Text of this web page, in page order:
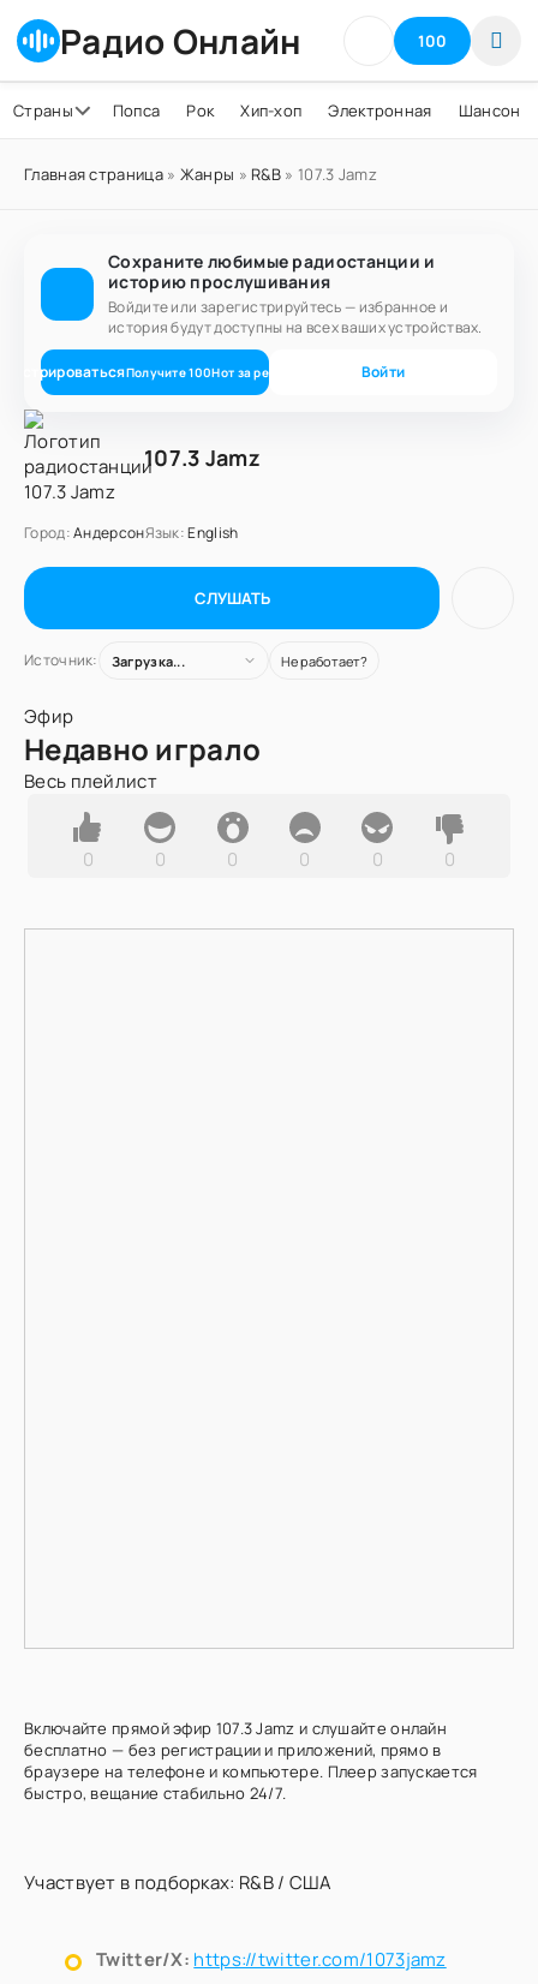
Радио Онлайн 100
Страны Попса Рок Хип-хоп Электронная Шансон
Главная страница» Жанры » R&B » 107.3 Jamz
Сохраните любимые радиостанции и
историю прослушивания
Войдите или зарегистрируйтесь — избранное и
история будут доступны на всех ваших устройствах.
Получите100Нот за регистрацию Войти
107.3 Jamz
Город:АндерсонЯзык:English
СЛУШАТЬ
Источник: Загрузка... Не работает?
Эфир
Недавно играло
Весь плейлист
0 0 0 0 0 0
Включайте прямой эфир 107.3 Jamz и слушайте онлайн
бесплатно — без регистрации и приложений, прямо в
браузере на телефоне и компьютере. Плеер запускается
быстро, вещание стабильно 24/7.
Участвует в подборках: R&B/ США
Twitter/X: https://twitter.com/1073jamz